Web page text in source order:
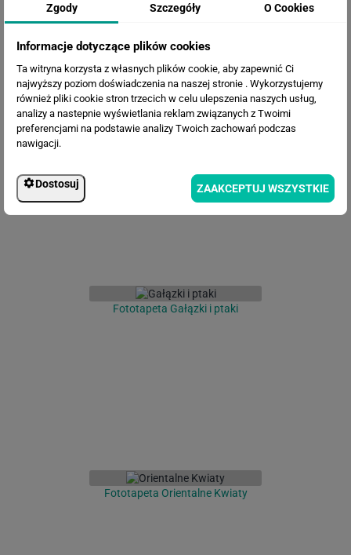
Fototapeta Bukiet kwiatów
Fototapeta Gałązki i ptaki
Fototapeta Orientalne Kwiaty
Zgody Szczegóły O Cookies
Informacje dotyczące plików cookies
Ta witryna korzysta z własnych plików cookie, aby zapewnić Ci
najwyższy poziom doświadczenia na naszej stronie . Wykorzystujemy
również pliki cookie stron trzecich w celu ulepszenia naszych usług,
analizy a nastepnie wyświetlania reklam związanych z Twoimi
preferencjami na podstawie analizy Twoich zachowań podczas
nawigacji.
Dostosuj ZAAKCEPTUJ WSZYSTKIE